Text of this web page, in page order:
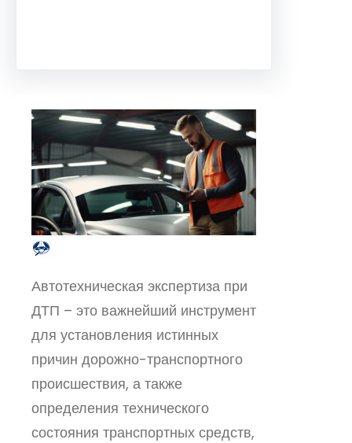
Автотехническая экспертиза при
ДТП – это важнейший инструмент
для установления истинных
причин дорожно-транспортного
происшествия, а также
определения технического
состояния транспортных средств,